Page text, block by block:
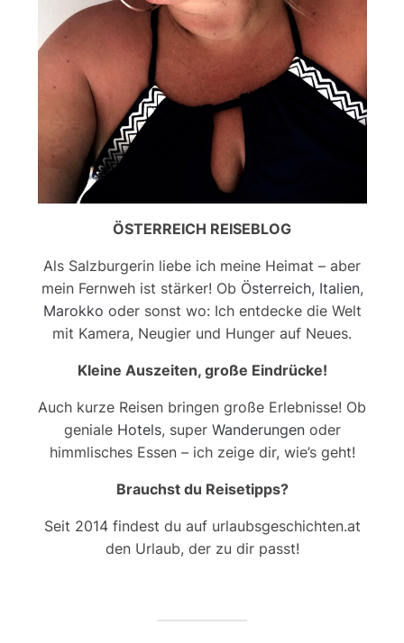
ÖSTERREICH REISEBLOG
Als Salzburgerin liebe ich meine Heimat – aber
mein Fernweh ist stärker! Ob Österreich, Italien,
Marokko oder sonst wo: Ich entdecke die Welt
mit Kamera, Neugier und Hunger auf Neues.
Kleine Auszeiten, große Eindrücke!
Auch kurze Reisen bringen große Erlebnisse! Ob
geniale Hotels, super Wanderungenoder
himmlisches Essen – ich zeige dir, wie’s geht!
Brauchst du Reisetipps?
Seit 2014 findest du auf urlaubsgeschichten.at
den Urlaub, der zu dir passt!